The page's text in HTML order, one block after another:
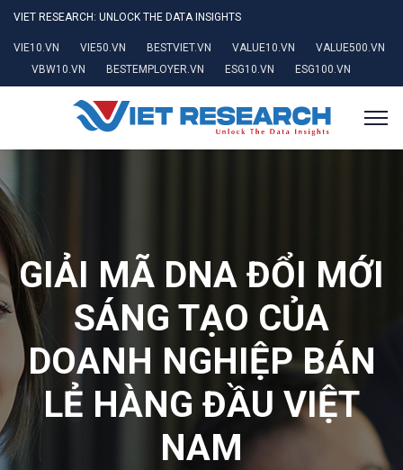
VIET RESEARCH: UNLOCK THE DATA INSIGHTS
VIE10.VN VIE50.VN BESTVIET.VN VALUE10.VN
VALUE500.VN
VBW10.VN
BESTEMPLOYER.VN ESG10.VN ESG100.VN
GIẢI MÃ DNA ĐỔI MỚI
SÁNG TẠO CỦA
DOANH NGHIỆP BÁN
LẺ HÀNG ĐẦU VIỆT
NAM